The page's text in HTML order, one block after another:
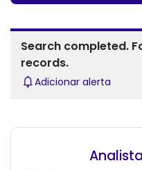
Search completed.
records.
Adicionar alerta